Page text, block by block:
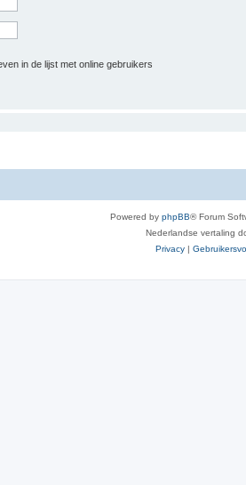
in de lijst met online gebruikers
Powered by phpBB® Forum
Nederlandse vertaling
Privacy |